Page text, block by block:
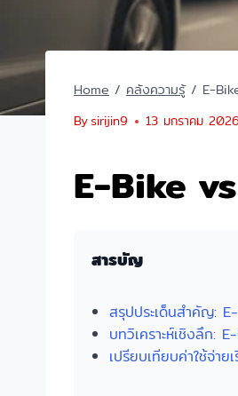
Home / คลังความรู้ / E-
Bysirijin9 13 มกราคม 2026
E-Bike
สารบัญ
สรุปประเด็นสำคัญ:
บทวิเคราะห์เชิงลึก:
เปรียบเทียบค่าใช้จ่าย